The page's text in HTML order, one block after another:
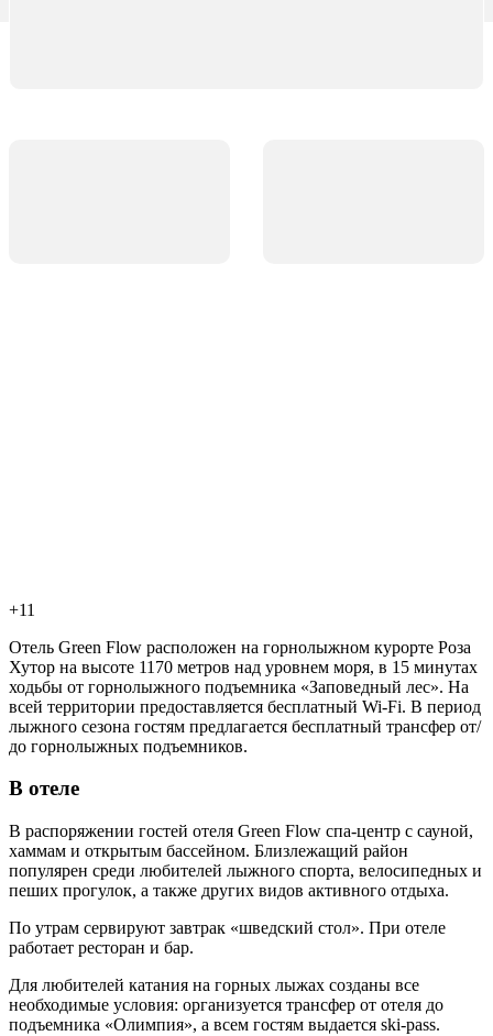
+11
Отель Green Flow расположен на горнолыжном курорте Роза
Хутор на высоте 1170 метров над уровнем моря, в 15 минутах
ходьбы от горнолыжного подъемника «Заповедный лес». На
всей территории предоставляется бесплатный Wi-Fi. В период
лыжного сезона гостям предлагается бесплатный трансфер от/
до горнолыжных подъемников.
В отеле
В распоряжении гостей отеля Green Flow спа-центр с сауной,
хаммам и открытым бассейном. Близлежащий район
популярен среди любителей лыжного спорта, велосипедных и
пеших прогулок, а также других видов активного отдыха.
По утрам сервируют завтрак «шведский стол». При отеле
работает ресторан и бар.
Для любителей катания на горных лыжах созданы все
необходимые условия: организуется трансфер от отеля до
подъемника «Олимпия», а всем гостям выдается ski-pass.